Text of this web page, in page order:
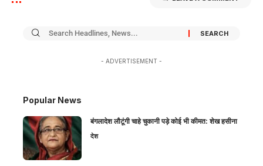
- ADVERTISEMENT -
Popular News
बंगलादेश लौटूंगी चाहे चुकानी पड़े कोई भी कीमत: शेख हसीना
देश